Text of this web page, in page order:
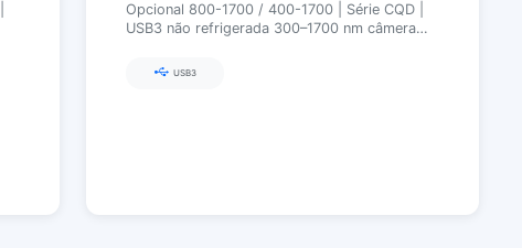
Opcional 800-1700 / 400-1700 | Série CQD |
USB3 não refrigerada 300–1700 nm câmera
USB3